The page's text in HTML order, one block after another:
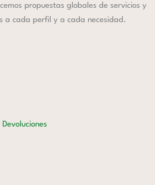
propuestas globales de servicios y
a cada perfil y a cada necesidad.